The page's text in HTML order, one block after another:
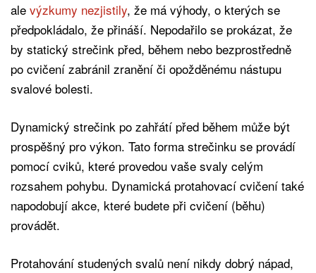
ale výzkumy nezjistily, že má výhody, o kterých se
předpokládalo, že přináší. Nepodařilo se prokázat, že
by statický strečink před, během nebo bezprostředně
po cvičení zabránil zranění či opožděnému nástupu
svalové bolesti.
Dynamický strečink po zahřátí před během může být
prospěšný pro výkon. Tato forma strečinku se provádí
pomocí cviků, které provedou vaše svaly celým
rozsahem pohybu. Dynamická protahovací cvičení také
napodobují akce, které budete při cvičení (běhu)
provádět.
Protahování studených svalů není nikdy dobrý nápad,